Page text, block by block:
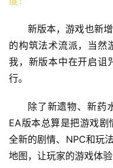
新版本，游戏也新
的构筑法术流派，当然
我，新版本中在开启诅
行。
除了新遗物、新药
EA版本总算是把游戏
全新的剧情、NPC和玩
地图，让玩家的游戏体验